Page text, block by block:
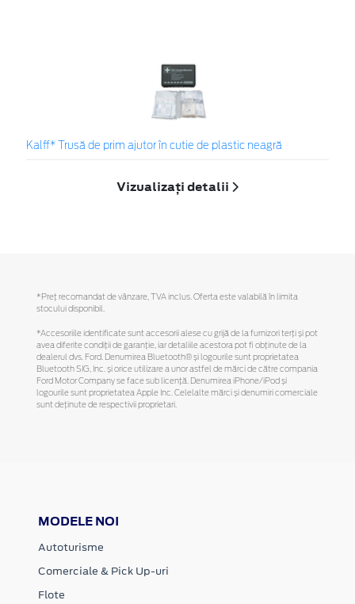
Kalff* Trusă de prim ajutor în cutie de plastic neagră
Vizualizați detalii
*Preţ recomandat de vânzare, TVA inclus. Oferta este valabilă în limita
stocului disponibil.
*Accesoriile identificate sunt accesorii alese cu grijă de la furnizori terți și pot
avea diferite condiții de garanție, iar detaliile acestora pot fi obținute de la
dealerul dvs. Ford. Denumirea Bluetooth® și logourile sunt proprietatea
Bluetooth SIG, Inc. și orice utilizare a unor astfel de mărci de către compania
Ford Motor Company se face sub licență. Denumirea iPhone/iPod și
logourile sunt proprietatea Apple Inc. Celelalte mărci și denumiri comerciale
sunt deținute de respectivii proprietari.
MODELE NOI
Autoturisme
Comerciale & Pick Up-uri
Flote